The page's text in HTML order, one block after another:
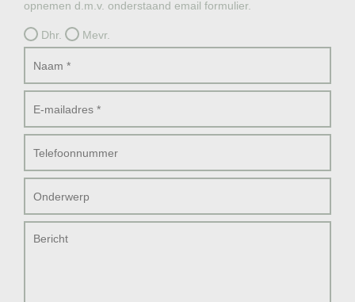
opnemen d.m.v. onderstaand email formulier.
Dhr. Mevr.